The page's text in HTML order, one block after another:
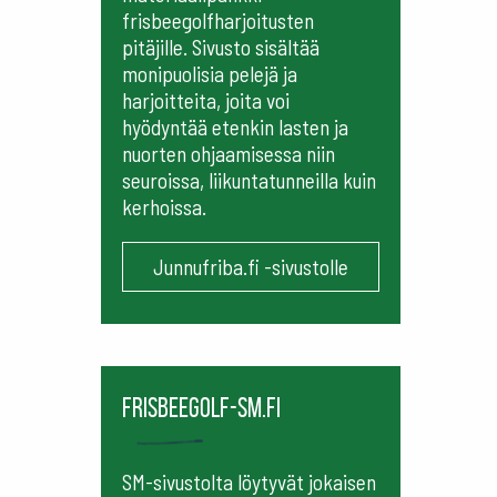
frisbeegolfharjoitusten
pitäjille. Sivusto sisältää
monipuolisia pelejä ja
harjoitteita, joita voi
hyödyntää etenkin lasten ja
nuorten ohjaamisessa niin
seuroissa, liikuntatunneilla kuin
kerhoissa.
Junnufriba.fi -sivustolle
frisbeegolf-sm.fi
SM-sivustolta löytyvät jokaisen